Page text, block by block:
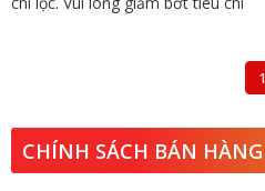
1
CHÍNH SÁCH BÁN HÀNG